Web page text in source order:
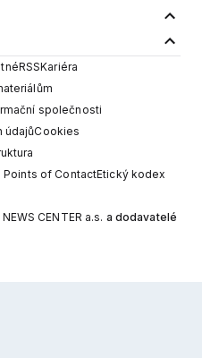
RSSKariéra
společnosti
údajůCookies
Points of ContactEtický kodex
CENTER a.s. a dodavatelé